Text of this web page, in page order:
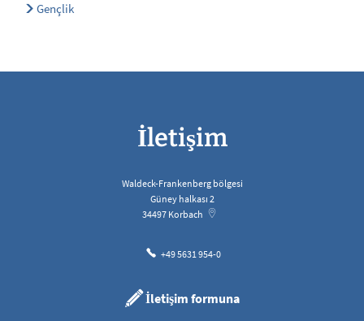
Gençlik
İletişim
Waldeck-Frankenberg bölgesi
Güney halkası 2
34497 Korbach
+49 5631 954-0
İletişim formuna